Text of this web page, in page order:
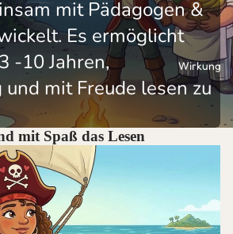
Wirkung
mit Pädagogen &
Es ermöglicht
-10 Jahren,
mit Freude lesen zu
mit Spaß das Lesen